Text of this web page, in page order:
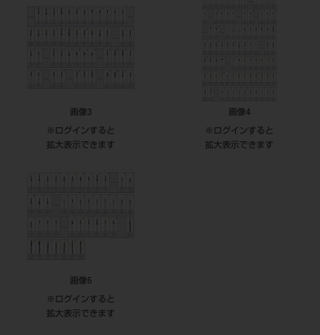
画像3
※ログインすると
拡大表示できます
画像4
※ログインすると
拡大表示できます
画像5
※ログインすると
拡大表示できます